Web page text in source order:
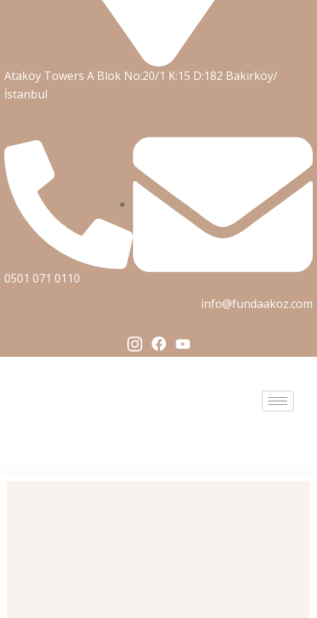
Ataköy Towers A Blok No:20/1 K:15 D:182 Bakırköy/
İstanbul
0501 071 0110
info@fundaakoz.com